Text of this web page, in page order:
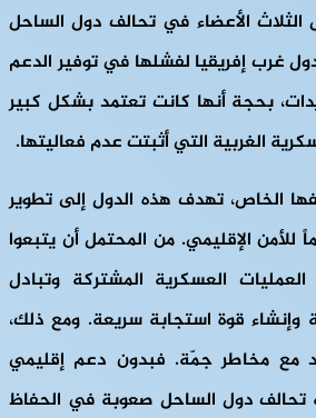
الثلاث الأعضاء في تحالف دول الساحل
غرب إفريقيا لفشلها في توفير الدعم
بحجة أنها كانت تعتمد بشكل كبير
الغربية التي أثبتت عدم فعاليتها.
الخاص، تهدف هذه الدول إلى تطوير
للأمن الإقليمي. من المحتمل أن يتبعوا
العسكرية المشتركة وتبادل
وإنشاء قوة استجابة سريعة. ومع ذلك،
مع مخاطر جمّة. فبدون دعم إقليمي
تحالف دول الساحل صعوبة في الحفاظ